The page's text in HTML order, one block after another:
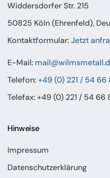
Widdersdorfer Str. 215
50825 Köln (Ehrenfeld),
Kontaktformular:Jetzt
E-Mail:
Telefon:+49 (0) 221 / 54 66
Telefax: +49 (0) 221 / 54 66
Hinweise
Impressum
Datenschutzerklärung